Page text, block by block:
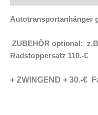
Autotransportanhänger
ZUBEHÖR optional:
Radstoppersatz 110.-€
+ ZWINGEND + 30.-€